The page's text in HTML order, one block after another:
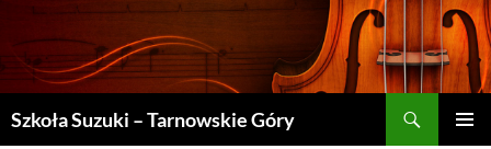
Szkoła Suzuki – Tarnowskie Góry